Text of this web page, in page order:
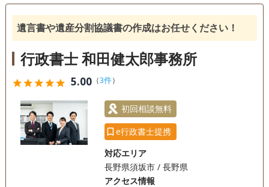
亡等による在留資格の変更など、外国人の身分に関する相談
農地転用の申請など、その他の行政書士業務も含めて何なり
とご相談くださいませ。
成年後見
家族信託
相続手続き
銀行手続き
戸籍収集
相続人調査
生前贈与（不動産名
義変更）
電話相談可
18時以降相談可 オンライン面談可 事務所面談可
遺言書や遺産分割協議書の作成はお任せください！
行政書士 和田健太郎事務所
starstarstarstarstar 5.00（3件）
初回相談無料
e行政書士提携
対応エリア
長野県須坂市 / 長野県
アクセス情報